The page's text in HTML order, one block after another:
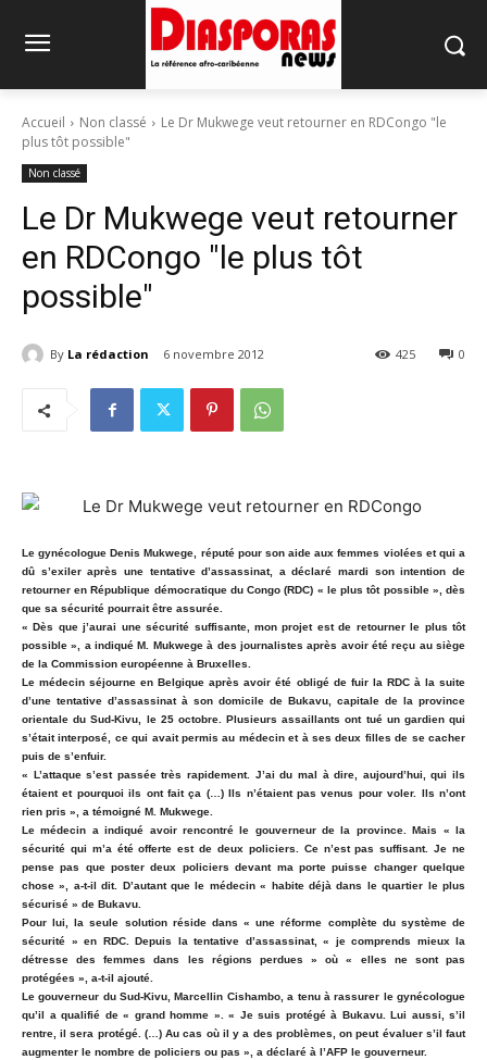
Accueil Non classé
Le Dr Mukwege veut retourner en RDCongo "le
plus tôt possible"
Non classé
Le Dr Mukwege veut retourner
en RDCongo "le plus tôt
possible"
By La rédaction 6 novembre 2012 0
425
Le gynécologue Denis Mukwege, réputé pour son aide aux femmes violées et qui a
dû s’exiler après une tentative d’assassinat, a déclaré mardi son intention de
retourner en République démocratique du Congo (RDC) « le plus tôt possible », dès
que sa sécurité pourrait être assurée.
« Dès que j’aurai une sécurité suffisante, mon projet est de retourner le plus tôt
possible », a indiqué M. Mukwege à des journalistes après avoir été reçu au siège
de la Commission européenne à Bruxelles.
Le médecin séjourne en Belgique après avoir été obligé de fuir la RDC à la suite
d’une tentative d’assassinat à son domicile de Bukavu, capitale de la province
orientale du Sud-Kivu, le 25 octobre. Plusieurs assaillants ont tué un gardien qui
s’était interposé, ce qui avait permis au médecin et à ses deux filles de se cacher
puis de s’enfuir.
« L’attaque s’est passée très rapidement. J’ai du mal à dire, aujourd’hui, qui ils
étaient et pourquoi ils ont fait ça (…) Ils n’étaient pas venus pour voler. Ils n’ont
rien pris », a témoigné M. Mukwege.
Le médecin a indiqué avoir rencontré le gouverneur de la province. Mais « la
sécurité qui m’a été offerte est de deux policiers. Ce n’est pas suffisant. Je ne
pense pas que poster deux policiers devant ma porte puisse changer quelque
chose », a-t-il dit. D’autant que le médecin « habite déjà dans le quartier le plus
sécurisé » de Bukavu.
Pour lui, la seule solution réside dans « une réforme complète du système de
sécurité » en RDC. Depuis la tentative d’assassinat, « je comprends mieux la
détresse des femmes dans les régions perdues » où « elles ne sont pas
protégées », a-t-il ajouté.
Le gouverneur du Sud-Kivu, Marcellin Cishambo, a tenu à rassurer le gynécologue
qu’il a qualifié de « grand homme ». « Je suis protégé à Bukavu. Lui aussi, s’il
rentre, il sera protégé. (…) Au cas où il y a des problèmes, on peut évaluer s’il faut
augmenter le nombre de policiers ou pas », a déclaré à l’AFP le gouverneur.